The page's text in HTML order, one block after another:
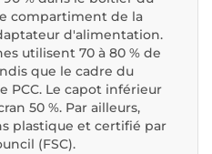
compartiment de la
d'alimentation.
utilisent 70 à 80 % de
que le cadre du
PCC. Le capot inférieur
50 %. Par ailleurs,
plastique et certifié par
(FSC).